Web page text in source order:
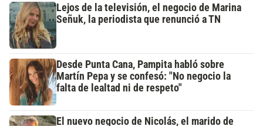
Lejos de la televisión, el negocio de Marina
Señuk, la periodista que renunció a TN
Desde Punta Cana, Pampita habló sobre
Martín Pepa y se confesó: "No negocio la
falta de lealtad ni de respeto"
El nuevo negocio de Nicolás, el marido de